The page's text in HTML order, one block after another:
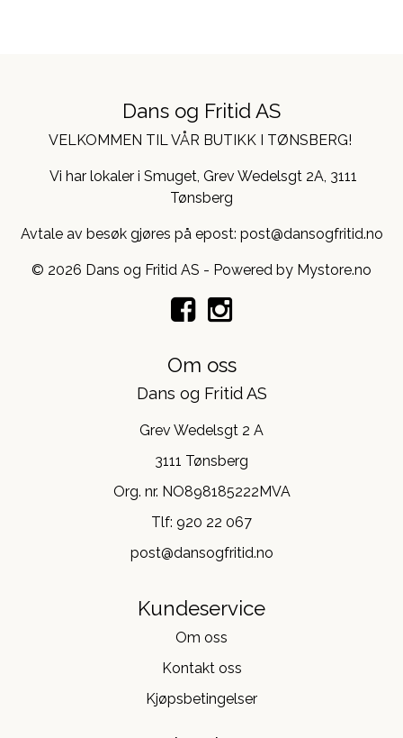
Dans og Fritid AS
VELKOMMEN TIL VÅR BUTIKK I TØNSBERG!
Vi har lokaler i Smuget, Grev Wedelsgt 2A, 3111
Tønsberg
Avtale av besøk gjøres på epost: post@dansogfritid.no
© 2026 Dans og Fritid AS - Powered by Mystore.no
Om oss
Dans og Fritid AS
Grev Wedelsgt 2 A
3111 Tønsberg
Org. nr. NO898185222MVA
Tlf: 920 22 067
post@dansogfritid.no
Kundeservice
Om oss
Kontakt oss
Kjøpsbetingelser